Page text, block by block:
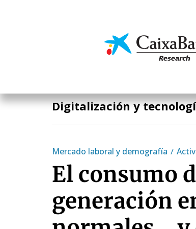
Economía y
Digitalización y
Mercado laboral y demografía
El consumo
generación